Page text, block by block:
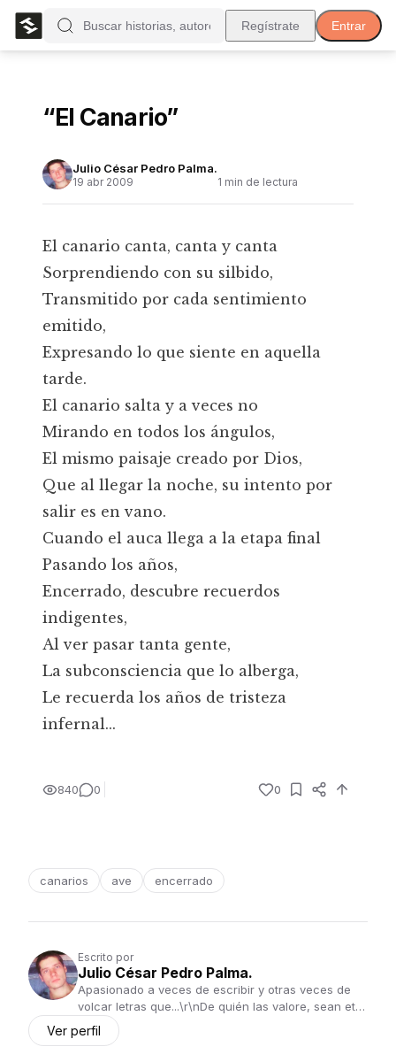
Regístrate Entrar
“El Canario”
Julio César Pedro Palma.
19 abr 2009 1 min de lectura
El canario canta, canta y canta
Sorprendiendo con su silbido,
Transmitido por cada sentimiento
emitido,
Expresando lo que siente en aquella
tarde.
El canario salta y a veces no
Mirando en todos los ángulos,
El mismo paisaje creado por Dios,
Que al llegar la noche, su intento por
salir es en vano.
Cuando el auca llega a la etapa final
Pasando los años,
Encerrado, descubre recuerdos
indigentes,
Al ver pasar tanta gente,
La subconsciencia que lo alberga,
Le recuerda los años de tristeza
infernal...
840 0 0
canarios ave encerrado
Escrito por
Julio César Pedro Palma.
Apasionado a veces de escribir y otras veces de
volcar letras que...\r\nDe quién las valore, sean et…
Ver perfil